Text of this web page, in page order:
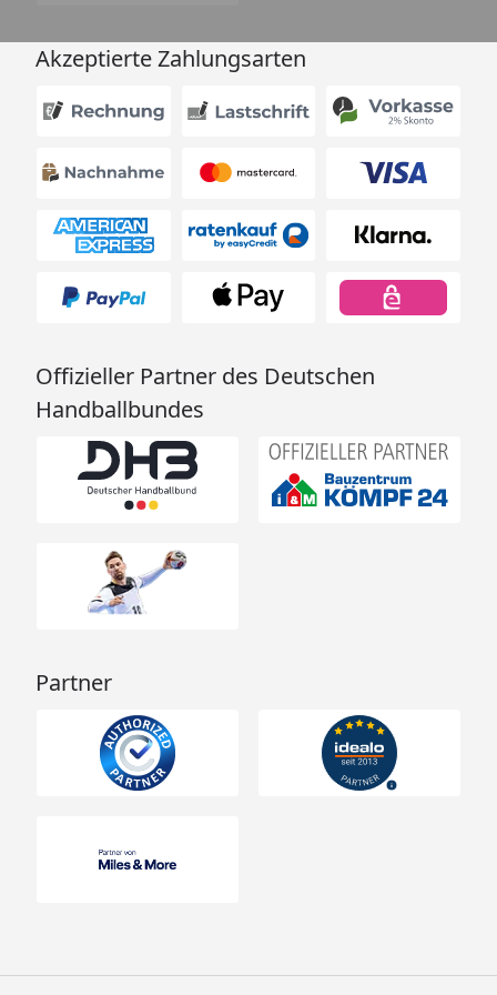
Akzeptierte Zahlungsarten
Offizieller Partner des Deutschen
Handballbundes
Partner